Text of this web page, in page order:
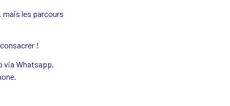
les parcours
!
via Whatsapp.